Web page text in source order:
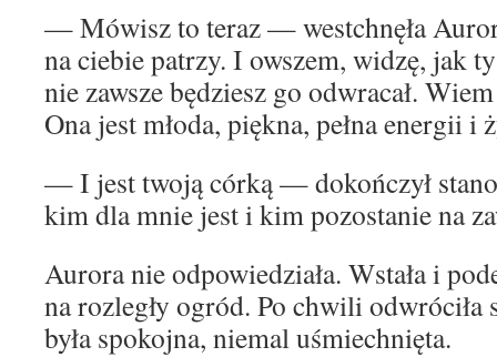
— Mówisz to teraz — westchnęła
na ciebie patrzy. I owszem, widzę, jak
nie zawsze będziesz go odwracał.
Ona jest młoda, piękna, pełna energii
— I jest twoją córką — dokończył
kim dla mnie jest i kim pozostanie na
Aurora nie odpowiedziała. Wstała i
na rozległy ogród. Po chwili odwróciła
była spokojna, niemal uśmiechnięta.